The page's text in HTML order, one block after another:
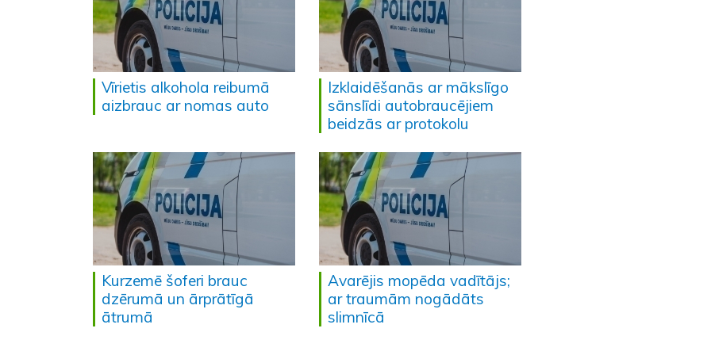
Vīrietis alkohola reibumā
aizbrauc ar nomas auto
Izklaidēšanās ar mākslīgo
sānslīdi autobraucējiem
beidzās ar protokolu
Kurzemē šoferi brauc
dzērumā un ārprātīgā
ātrumā
Avarējis mopēda vadītājs;
ar traumām nogādāts
slimnīcā